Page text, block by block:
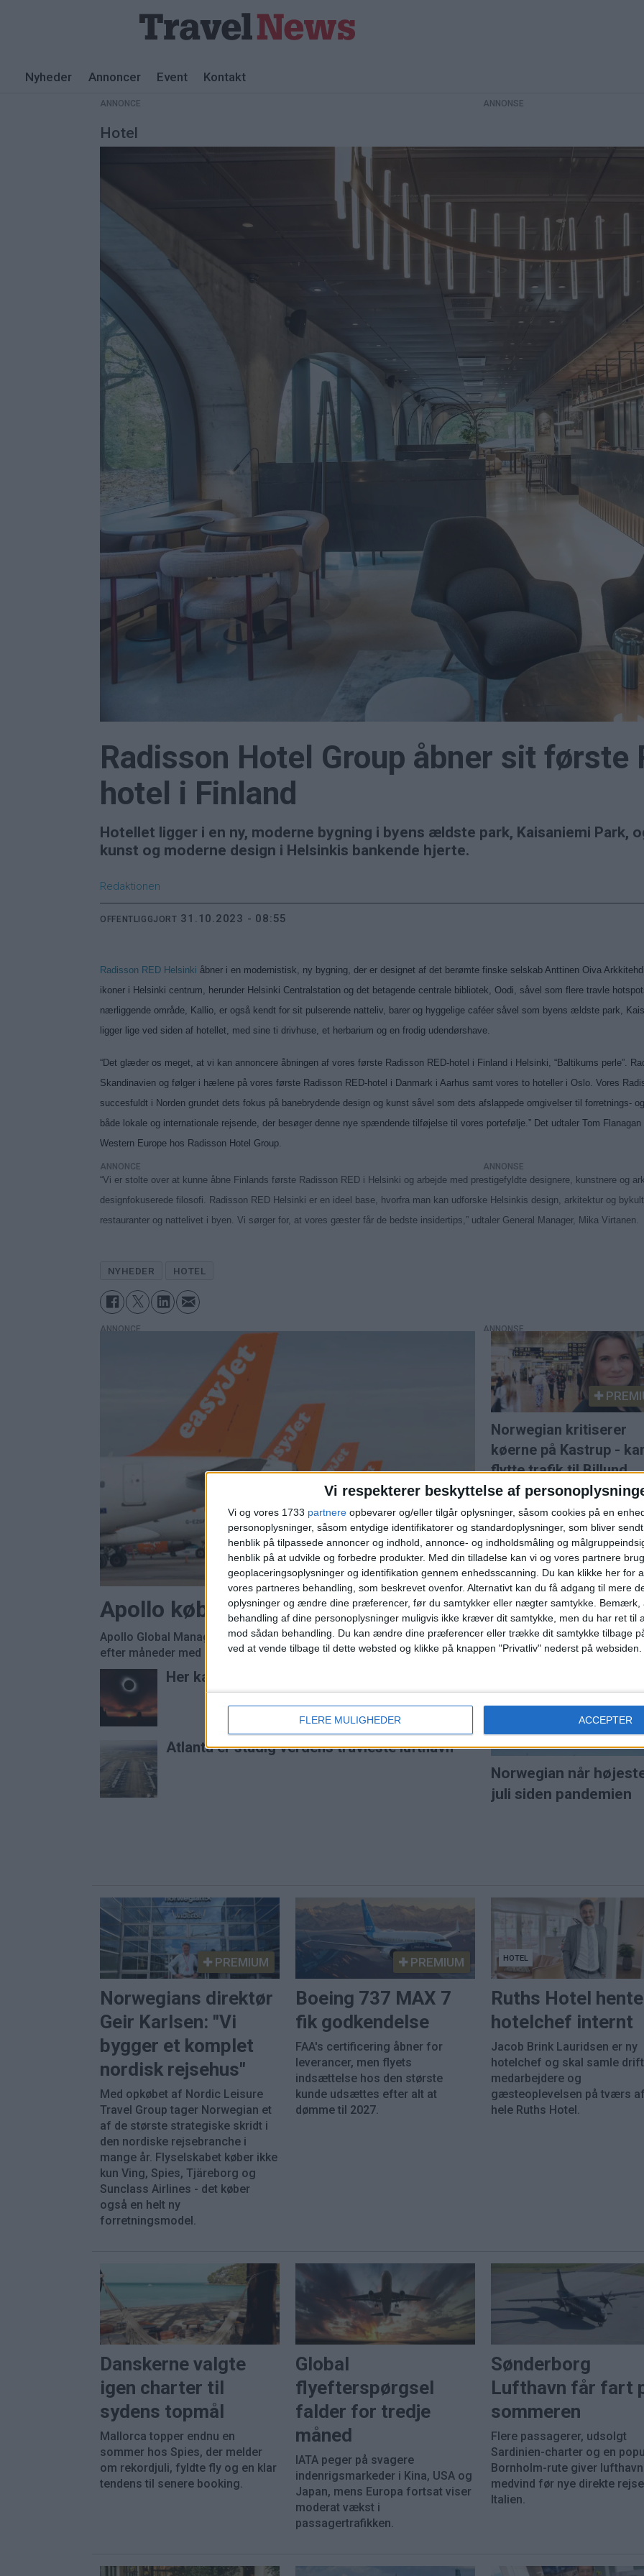
Vi respekterer beskyttelse af
Vi og vores 1733 partnere opbevarer og/eller tilgår oplysninger, såsom cookies på en
personoplysninger, såsom entydige identifikatorer og standardoplysninger, som bliver
henblik på tilpassede annoncer og indhold, annonce- og indholdsmåling og
henblik på at udvikle og forbedre produkter. Med din tilladelse kan vi og vores partnere
geoplaceringsoplysninger og identifikation gennem enhedsscanning. Du kan klikke her for
vores partneres behandling, som beskrevet ovenfor. Alternativt kan du få adgang til mere
oplysninger og ændre dine præferencer, før du samtykker eller nægter samtykke. Bemærk,
behandling af dine personoplysninger muligvis ikke kræver dit samtykke, men du har ret til
mod sådan behandling.
Du kan ændre dine præferencer eller trække dit samtykke tilbage
ved at vende tilbage til dette websted og klikke på knappen "Privatliv" nederst på websiden.
FLERE MULIGHEDER ACCEPTER
Nyheder Annoncer Event Kontakt
ANNONCE
Hotel
Radisson Hotel Group åbner sit første
hotel i Finland
Hotellet ligger i en ny, moderne bygning i byens ældste park, Kaisaniemi Park,
kunst og moderne design i Helsinkis bankende hjerte.
Redaktionen
OFFENTLIGGJORT 31.10.2023 - 08:55
Radisson RED Helsinki åbner i en modernistisk, ny bygning, der er designet af det berømte finske selskab Anttinen Oiva
ikoner i Helsinki centrum, herunder Helsinki Centralstation og det betagende centrale bibliotek, Oodi, såvel som flere travle
nærliggende område, Kallio, er også kendt for sit pulserende natteliv, barer og hyggelige caféer såvel som byens ældste park,
ligger lige ved siden af hotellet, med sine ti drivhuse, et herbarium og en frodig udendørshave.
“Det glæder os meget, at vi kan annoncere åbningen af vores første Radisson RED-hotel i Finland i Helsinki, “Baltikums perle”.
Skandinavien og følger i hælene på vores første Radisson RED-hotel i Danmark i Aarhus samt vores to hoteller i Oslo. Vores
succesfuldt i Norden grundet dets fokus på banebrydende design og kunst såvel som dets afslappede omgivelser til forretnings-
både lokale og internationale rejsende, der besøger denne nye spændende tilføjelse til vores portefølje.” Det udtaler Tom
Western Europe hos Radisson Hotel Group.
ANNONCE
“Vi er stolte over at kunne åbne Finlands første Radisson RED i Helsinki og arbejde med prestigefyldte designere, kunstnere og
designfokuserede filosofi. Radisson RED Helsinki er en ideel base, hvorfra man kan udforske Helsinkis design, arkitektur og
restauranter og nattelivet i byen. Vi sørger for, at vores gæster får de bedste insidertips,” udtaler General Manager, Mika Virtanen.
NYHEDER HOTEL
ANNONCE
Apollo køber Easyjet efter budkamp
Apollo Global Management overtager Easyjet for 5,7 milliarder pund
efter måneder med budkamp om det britiske lavprisselskab.
Her kan du opleve total solformørkelse
Atlanta er stadig verdens travleste lufthavn
Norwegian kritiserer
køerne på Kastrup -
flytte trafik til Billund
SAS var Europas
punktlige flyselskab i
Norwegian når
juli siden pandemien
PREMIUM
Norwegians direktør
Geir Karlsen: "Vi
bygger et komplet
nordisk rejsehus"
Med opkøbet af Nordic Leisure
Travel Group tager Norwegian et
af de største strategiske skridt i
den nordiske rejsebranche i
mange år. Flyselskabet køber ikke
kun Ving, Spies, Tjäreborg og
Sunclass Airlines - det køber
også en helt ny
forretningsmodel.
PREMIUM
Boeing 737 MAX 7
fik godkendelse
FAA's certificering åbner for
leverancer, men flyets
indsættelse hos den største
kunde udsættes efter alt at
dømme til 2027.
HOTEL
Ruths Hotel
hotelchef internt
Jacob Brink Lauridsen er ny
hotelchef og skal samle
medarbejdere og
gæsteoplevelsen på tværs af
hele Ruths Hotel.
Danskerne valgte
igen charter til
sydens topmål
Mallorca topper endnu en
sommer hos Spies, der melder
om rekordjuli, fyldte fly og en klar
tendens til senere booking.
Global
flyefterspørgsel
falder for tredje
måned
IATA peger på svagere
indenrigsmarkeder i Kina, USA og
Japan, mens Europa fortsat viser
moderat vækst i
passagertrafikken.
Sønderborg
Lufthavn får fart
sommeren
Flere passagerer, udsolgt
Sardinien-charter og en
Bornholm-rute giver
medvind før nye direkte
Italien.